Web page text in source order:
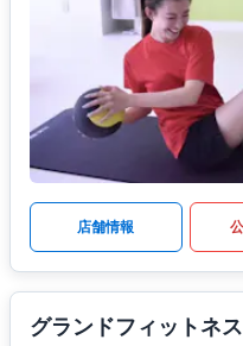
店舗情報
グランドフィットネ